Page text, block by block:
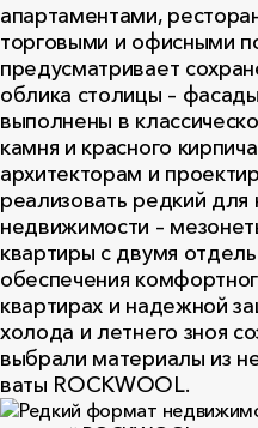
апартаментами,
торговыми и офисными
предусматривает
облика столицы –
выполнены в
камня и красного
архитекторам и
реализовать редкий
недвижимости –
квартиры с двумя
обеспечения
квартирах и надежной
холода и летнего зноя
выбрали материалы из
ваты ROCKWOOL.